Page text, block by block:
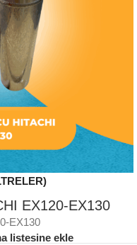
EX120-EX130
EX130
listesine ekle